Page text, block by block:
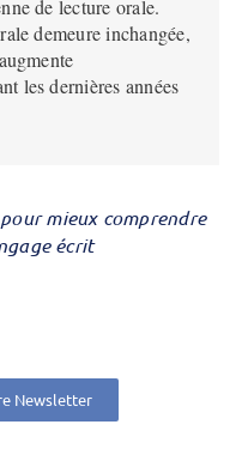
de lecture orale.
demeure inchangée,
les dernières années
mieux comprendre
écrit
Newsletter